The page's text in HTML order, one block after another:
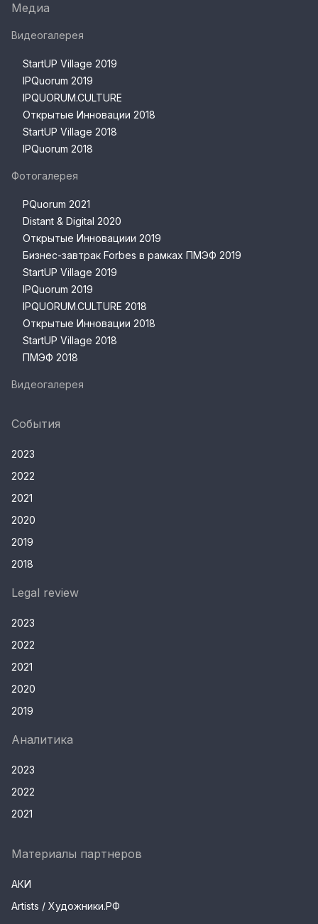
Медиа
Видеогалерея
StartUP Village 2019
IPQuorum 2019
IPQUORUM.CULTURE
Открытые Инновации 2018
StartUP Village 2018
IPQuorum 2018
Фотогалерея
PQuorum 2021
Distant & Digital 2020
Открытые Инновациии 2019
Бизнес-завтрак Forbes в рамках ПМЭФ 2019
StartUP Village 2019
IPQuorum 2019
IPQUORUM.CULTURE 2018
Открытые Инновации 2018
StartUP Village 2018
ПМЭФ 2018
Видеогалерея
События
2023
2022
2021
2020
2019
2018
Legal review
2023
2022
2021
2020
2019
Аналитика
2023
2022
2021
Материалы партнеров
АКИ
Artists / Художники.РФ